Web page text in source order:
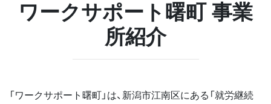
ワークサポート曙町 事業
所紹介
「ワークサポート曙町」は、新潟市江南区にある「就労継続